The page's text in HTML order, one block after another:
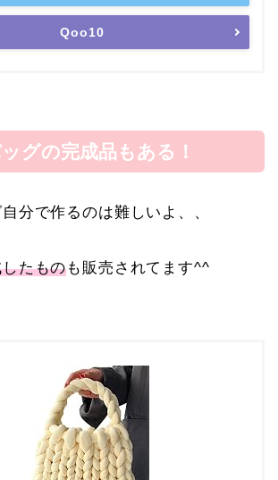
Qoo10
グの完成品もある！
分で作るのは難しいよ、、
たものも販売されてます^^